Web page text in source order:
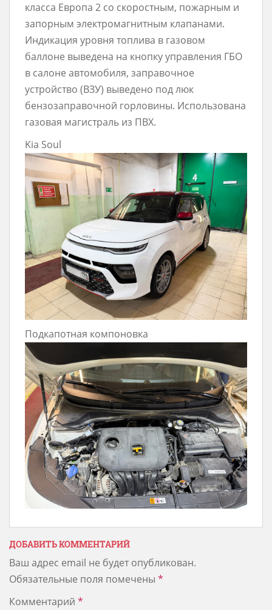
класса Европа 2 со скоростным, пожарным и
запорным электромагнитным клапанами.
Индикация уровня топлива в газовом
баллоне выведена на кнопку управления ГБО
в салоне автомобиля, заправочное
устройство (ВЗУ) выведено под люк
бензозаправочной горловины. Использована
газовая магистраль из ПВХ.
Kia Soul
Подкапотная компоновка
ДОБАВИТЬ КОММЕНТАРИЙ
Ваш адрес email не будет опубликован.
Обязательные поля помечены *
Комментарий *